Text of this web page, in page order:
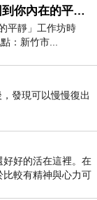
2/28 Bhajan唱頌 與「回到你內在的平靜」工作坊
平靜」工作坊時
：新竹市...
發現可以慢慢復出
好的活在這裡。在
較有精神與心力可